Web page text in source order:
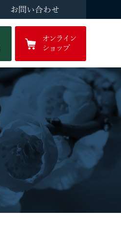
お問い合わせ
オンライン
ショップ